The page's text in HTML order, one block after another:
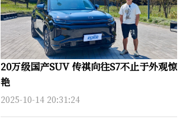
20万级国产SUV 传祺向往S7不止于外观惊
艳
2025-10-14 20:31:24